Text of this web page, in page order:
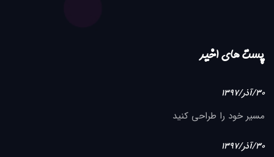
پست های اخیر
30/آذر/1397
مسیر خود را طراحی کنید
30/آذر/1397